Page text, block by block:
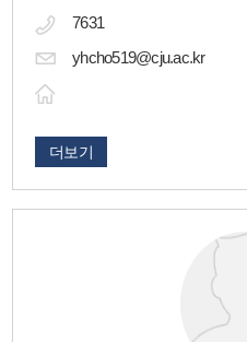
7631
yhcho519@cju.ac.kr
더보기